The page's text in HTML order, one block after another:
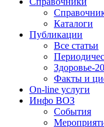
Каталоги
Публикации
Все статьи
Здоровье-
Факты и
On-line услуги
Инфо ВОЗ
События